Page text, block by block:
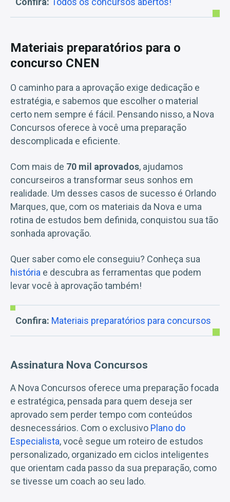
Materiais preparatórios para o
concurso CNEN
O caminho para a aprovação exige dedicação e
estratégia, e sabemos que escolher o material
certo nem sempre é fácil. Pensando nisso, a Nova
Concursos oferece à você uma preparação
descomplicada e eficiente.
Com mais de 70 mil aprovados, ajudamos
concurseiros a transformar seus sonhos em
realidade. Um desses casos de sucesso é Orlando
Marques, que, com os materiais da Nova e uma
rotina de estudos bem definida, conquistou sua tão
sonhada aprovação.
Quer saber como ele conseguiu? Conheça sua
história e descubra as ferramentas que podem
levar você à aprovação também!
Confira: Materiais preparatórios para concursos
Assinatura Nova Concursos
A Nova Concursos oferece uma preparação focada
e estratégica, pensada para quem deseja ser
aprovado sem perder tempo com conteúdos
desnecessários. Com o exclusivo Plano do
Especialista, você segue um roteiro de estudos
personalizado, organizado em ciclos inteligentes
que orientam cada passo da sua preparação, como
se tivesse um coach ao seu lado.